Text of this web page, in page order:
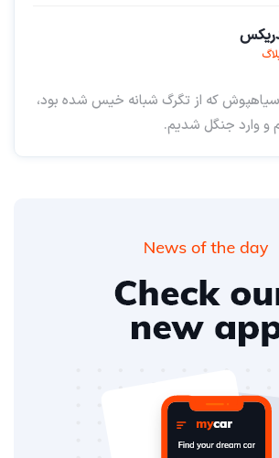
که از تگرگ شبانه خیس شده بود،
و وارد جنگل شدیم.